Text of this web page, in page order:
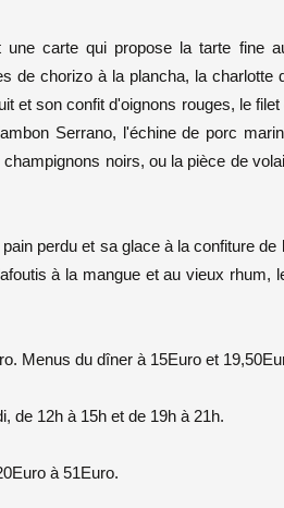
une carte qui propose la tarte fine
de chorizo à la plancha, la
et son confit d'oignons rouges, le
Serrano, l'échine de porc
noirs, ou la pièce de
perdu et sa glace à la confiture
à la mangue et au vieux rhum,
Menus du dîner à 15Euro et
de 12h à 15h et de 19h à 21h.
à 51Euro.